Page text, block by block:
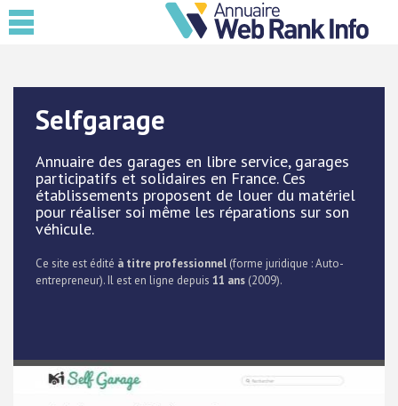
Selfgarage
Annuaire des garages en libre service, garages
participatifs et solidaires en France. Ces
établissements proposent de louer du matériel
pour réaliser soi même les réparations sur son
véhicule.
Ce site est édité à titre professionnel (forme juridique : Auto-
entrepreneur). Il est en ligne depuis 11 ans (2009).